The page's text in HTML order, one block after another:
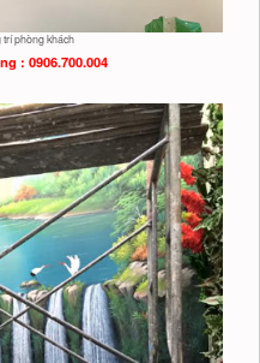
phòng khách
: 0906.700.004